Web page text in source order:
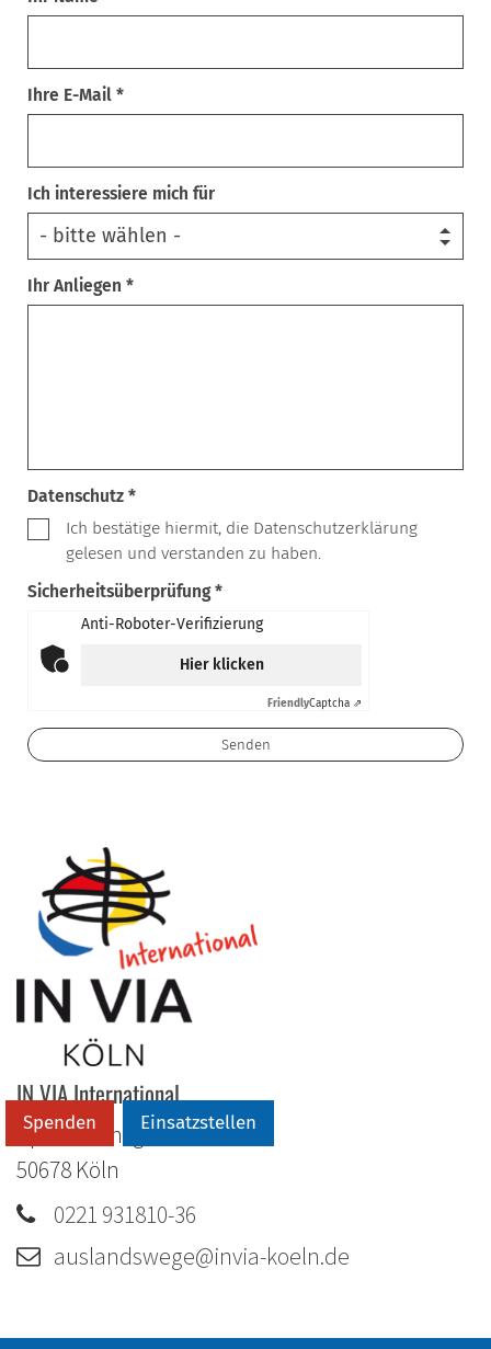
Ihre E-Mail *
Ich interessiere mich für
Ihr Anliegen *
Datenschutz *
Ich bestätige hiermit, die Datenschutzerklärung
gelesen und verstanden zu haben.
Sicherheitsüberprüfung *
Anti-Roboter-Verifizierung
Hier klicken
FriendlyCaptcha ⇗
Spenden Einsatzstellen
IN VIA International
Spielmannsgasse 4-10
50678 Köln
0221 931810-36
auslandswege@invia-koeln.de